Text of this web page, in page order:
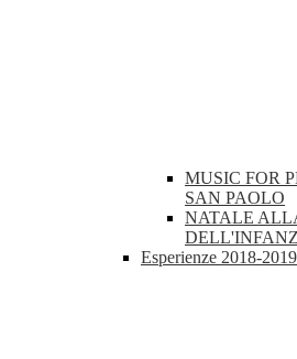
MUSIC FOR
SAN PAOLO
NATALE
Esperienze 2018-